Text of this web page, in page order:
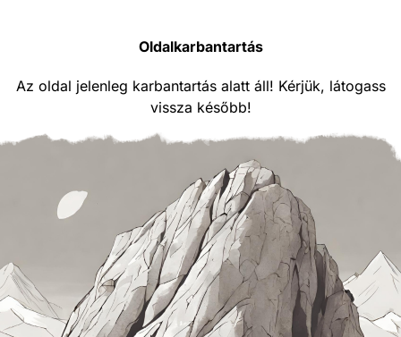
Oldalkarbantartás
Az oldal jelenleg karbantartás alatt áll! Kérjük, látogass
vissza később!